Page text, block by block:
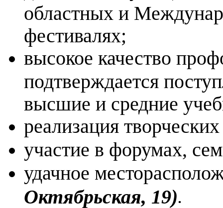
областных и
фестивалях;
высокое качество
подтверждается
высшие и средние
реализация
участие в форумах,
удачное
Октябрьская, 19).